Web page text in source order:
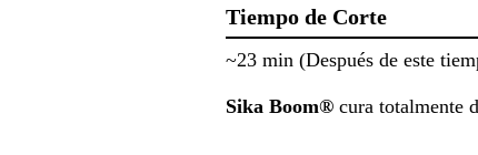
Tiempo de Corte
~23 min (Después de este
Sika Boom® cura totalmente